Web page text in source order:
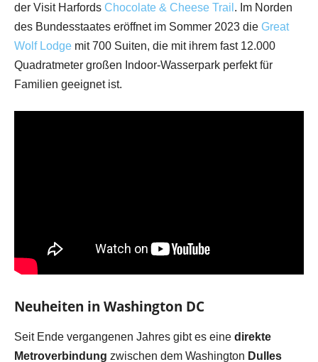
der Visit Harfords Chocolate & Cheese Trail . Im Norden
des Bundesstaates eröffnet im Sommer 2023 die Great
Wolf Lodge mit 700 Suiten, die mit ihrem fast 12.000
Quadratmeter großen Indoor-Wasserpark perfekt für
Familien geeignet ist.
Neuheiten in Washington DC
Seit Ende vergangenen Jahres gibt es eine direkte
Metroverbindung zwischen dem Washington Dulles